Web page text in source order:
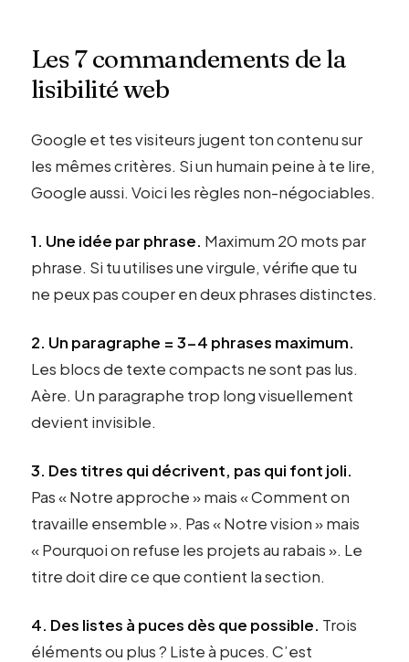
Les 7 commandements de la
lisibilité web
Google et tes visiteurs jugent ton contenu sur
les mêmes critères. Si un humain peine à te lire,
Google aussi. Voici les règles non-négociables.
1. Une idée par phrase. Maximum 20 mots par
phrase. Si tu utilises une virgule, vérifie que tu
ne peux pas couper en deux phrases distinctes.
2. Un paragraphe = 3-4 phrases maximum.
Les blocs de texte compacts ne sont pas lus.
Aère. Un paragraphe trop long visuellement
devient invisible.
3. Des titres qui décrivent, pas qui font joli.
Pas « Notre approche » mais « Comment on
travaille ensemble ». Pas « Notre vision » mais
« Pourquoi on refuse les projets au rabais ». Le
titre doit dire ce que contient la section.
4. Des listes à puces dès que possible. Trois
éléments ou plus ? Liste à puces. C’est